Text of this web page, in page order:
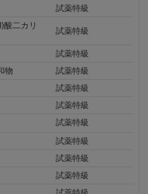
試薬特級
酸二カリ
試薬特級
試薬特級
物
試薬特級
試薬特級
試薬特級
試薬特級
試薬特級
試薬特級
試薬特級